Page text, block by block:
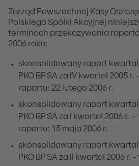
Zarząd Powszechnej Kasy
Polskiego Spółki Akcyjnej
terminach przekazywania
2006 roku:
skonsolidowany raport
PKO BP SA za IV kwartał 2005
raportu: 22 lutego 2006 r.
skonsolidowany raport
PKO BP SA za I kwartał 2006 r.
raportu: 15 maja 2006 r.
skonsolidowany raport
PKO BP SA za II kwartał 2006